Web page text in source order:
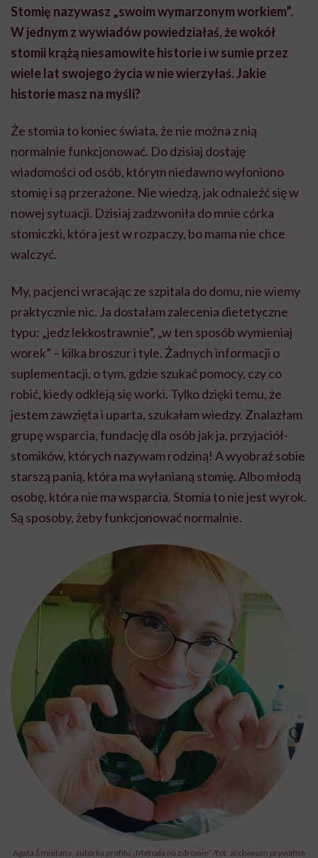
Stomię nazywasz „swoim wymarzonym workiem”.
W jednym z wywiadów powiedziałaś, że wokół
stomii krążą niesamowite historie i w sumie przez
wiele lat swojego życia w nie wierzyłaś. Jakie
historie masz na myśli?
Że stomia to koniec świata, że nie można z nią
normalnie funkcjonować. Do dzisiaj dostaję
wiadomości od osób, którym niedawno wyłoniono
stomię i są przerażone. Nie wiedzą, jak odnaleźć się w
nowej sytuacji. Dzisiaj zadzwoniła do mnie córka
stomiczki, która jest w rozpaczy, bo mama nie chce
walczyć.
My, pacjenci wracając ze szpitala do domu, nie wiemy
praktycznie nic. Ja dostałam zalecenia dietetyczne
typu: „jedz lekkostrawnie”, „w ten sposób wymieniaj
worek” – kilka broszur i tyle. Żadnych informacji o
suplementacji, o tym, gdzie szukać pomocy, czy co
robić, kiedy odkleją się worki. Tylko dzięki temu, że
jestem zawzięta i uparta, szukałam wiedzy. Znalazłam
grupę wsparcia, fundację dla osób jak ja, przyjaciół-
stomików, których nazywam rodziną! A wyobraź sobie
starszą panią, która ma wyłanianą stomię. Albo młodą
osobę, która nie ma wsparcia. Stomia to nie jest wyrok.
Są sposoby, żeby funkcjonować normalnie.
Agata Śmietana, autorka profilu „Metoda na zdrowie” /fot. archiwum prywatne